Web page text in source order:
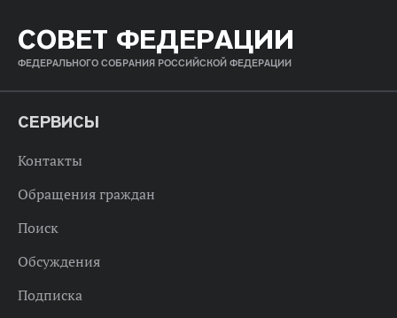
СОВЕТ ФЕДЕРАЦИИ
ФЕДЕРАЛЬНОГО СОБРАНИЯ РОССИЙСКОЙ ФЕДЕРАЦИИ
СЕРВИСЫ
Контакты
Обращения граждан
Поиск
Обсуждения
Подписка